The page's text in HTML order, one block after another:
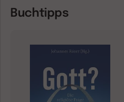
Buchtipps